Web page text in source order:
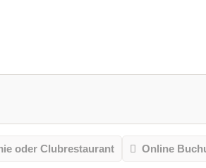
oder Clubrestaurant Online